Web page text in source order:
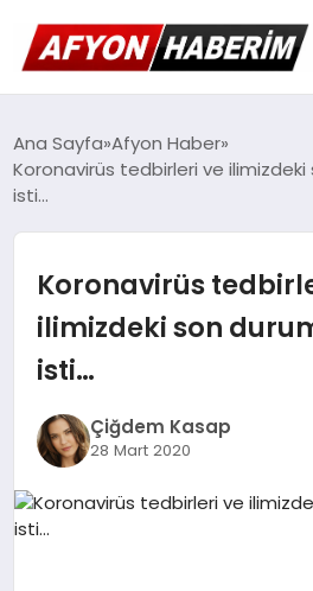
AFYON HABER
GÜNDEM
BELEDIYELER
DÜNYA
Ana Sayfa Afyon Haber
Koronavirüs tedbirleri ve ilimizdeki
isti…
Koronavirüs
ilimizdeki son
isti…
Çiğdem Kasap
28 Mart 2020